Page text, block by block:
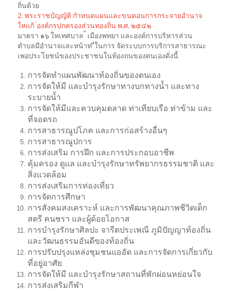
ถิ่นด้วย
2.พระราชบัญญัติ กําหนดแผนและขนตอนการกระจายอำนาจ
ใหแก้ ่องค์กรปกครองส่วนทองถิ่น พ.ศ. ๒๕๔๒
มาตรา ๑๖ ใหเทศบาล ้ เมืองพทยา และองค์การบริหารส่วน
ตำบลมีอํานาจและหน้าท ี่ในการ จัดระบบการบริการสาธารณะ
เพอประโยชน์ของประชาชนในท้องถนของตนเองดั่งนี้
การจัดทำแผนพัฒนาท้องถิ่นของตนเอง
การจัดให้มี และบำรุงรักษาทางบกทางน้ำ และทาง
ระบายน้ำ
การจัดให้มีและควบคุมตลาด ท่าเทียบเรือ ท่าข้าม และ
ที่จอดรถ
การสาธารณูปโภค และการก่อสร้างอื่นๆ
การสาธารณูปการ
การส่งเสริม การฝึก และการประกอบอาชีพ
คุ้มครอง ดูแล และบำรุงรักษาทรัพยากรธรรมชาติ และ
สิ่งแวดล้อม
การส่งเสริมการท่องเที่ยว
การจัดการศึกษา
การสังคมสงเคราะห์ และการพัฒนาคุณภาพชีวิตเด็ก
สตรี คนชรา และผู้ด้อยโอกาส
การบำรุงรักษาศิลปะ จารีตประเพณี ภูมิปัญญาท้องถิ่น
และวัฒนธรรมอันดีของท้องถิ่น
การปรับปรุงแหล่งชุมชนแออัด และการจัดการเกี่ยวกับ
ที่อยู่อาศัย
การจัดให้มี และบำรุงรักษาสถานที่พักผ่อนหย่อนใจ
การส่งเสริมกีฬา